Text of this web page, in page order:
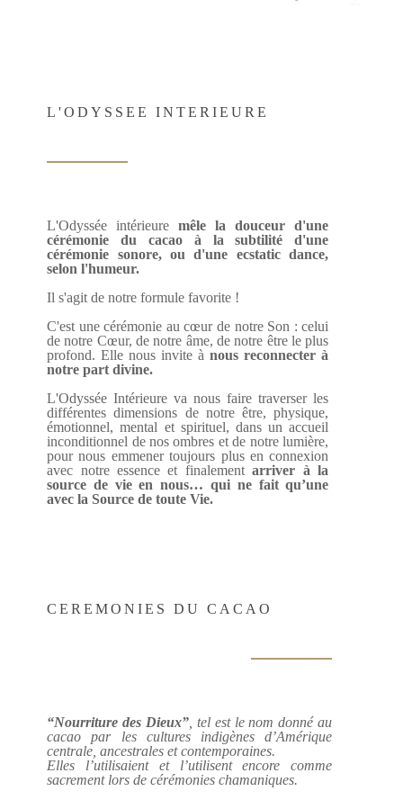
L'ODYSSEE INTERIEURE
L'Odyssée intérieuremêle la douceur d'une
cérémonie du cacao à la subtilité d'une
cérémonie sonore, ou d'une ecstatic dance,
selon l'humeur.
Il s'agit de notre formule favorite !
C'est une cérémonie au cœur de notre Son : celui
de notre Cœur, de notre âme, de notre être le plus
profond. Elle nous invite ànous reconnecter à
notre part divine.
L'Odyssée Intérieure va nous faire traverser les
différentes dimensions de notre être, physique,
émotionnel, mental et spirituel, dans un accueil
inconditionnel de nos ombres et de notre lumière,
pour nous emmener toujours plus en connexion
avec notre essence et finalementarriver à la
source de vie en nous… qui ne fait qu’une
avec la Source de toute Vie.
CEREMONIES DU CACAO
“Nourriture des Dieux”, tel est le nom donné au
cacao par les cultures indigènes d’Amérique
centrale, ancestrales et contemporaines.
Elles l’utilisaient et l’utilisent encore comme
sacrement lors de cérémonies chamaniques.